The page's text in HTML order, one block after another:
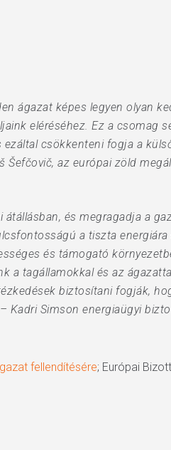
ágazat képes legyen olyan
eléréséhez. Ez a csomag
csökkenteni fogja a
az európai zöld
és megragadja a
a tiszta
és támogató
a tagállamokkal és az
biztosítani fogják,
Kadri Simson energiaügyi
fellendítésére; Európai